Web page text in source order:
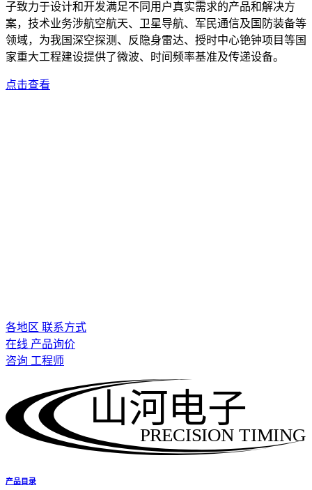
子致力于设计和开发满足不同用户真实需求的产品和解决方
案，技术业务涉航空航天、卫星导航、军民通信及国防装备等
领域，为我国深空探测、反隐身雷达、授时中心铯钟项目等国
家重大工程建设提供了微波、时间频率基准及传递设备。
点击查看
各地区 联系方式
在线 产品询价
咨询 工程师
PRECISION TIMING
山河电子
产品目录